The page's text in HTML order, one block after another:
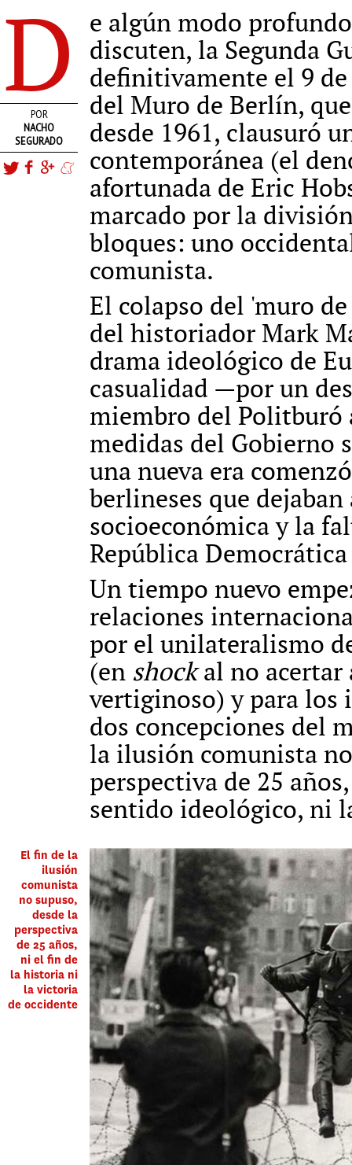
D
POR
NACHO
SEGURADO
e algún modo
discuten, la Segunda
definitivamente el 9 de
del Muro de Berlín,
desde 1961, clausuró
contemporánea (el
afortunada de Eric
marcado por la
bloques: uno
comunista.
El colapso del 'muro
del historiador Mark
drama ideológico de
casualidad —por un
miembro del Politburó
medidas del Gobierno
una nueva era
berlineses que
socioeconómica y la
República
Un tiempo nuevo
relaciones
por el unilateralismo
(en shockal no acertar
vertiginoso) y para los
dos concepciones del
la ilusión comunista
perspectiva de 25
sentido ideológico, ni
El fin de la
ilusión
comunista
no supuso,
desde la
perspectiva
de 25 años,
ni el fin de
la historia ni
la victoria
de occidente